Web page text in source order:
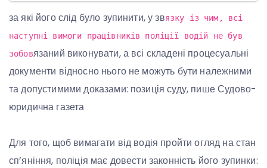
за які його слід було зупинити, у звязку із чим, всі
наступні вимоги працівників поліції водій не був
зобовязаний виконувати, а всі складені процесуальні
документи відносно нього не можуть бути належними
та допустимими доказами: позиція суду, пише Судово-
юридична газета
Для того, щоб вимагати від водія пройти огляд на стан
сп’яніння, поліція має довести законність його зупинки: